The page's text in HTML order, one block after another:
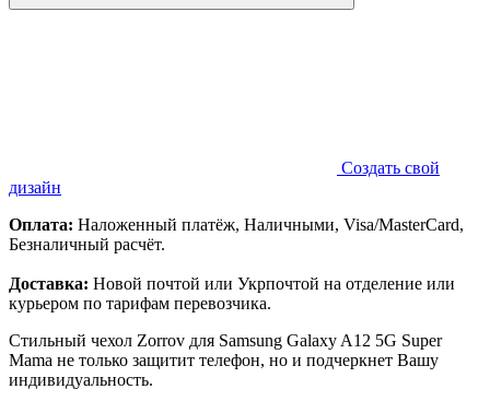
Создать свой
дизайн
Оплата: Наложенный платёж, Наличными, Visa/MasterCard,
Безналичный расчёт.
Доставка: Новой почтой или Укрпочтой на отделение или
курьером по тарифам перевозчика.
Стильный чехол Zorrov для Samsung Galaxy A12 5G Super
Mama не только защитит телефон, но и подчеркнет Вашу
индивидуальность.